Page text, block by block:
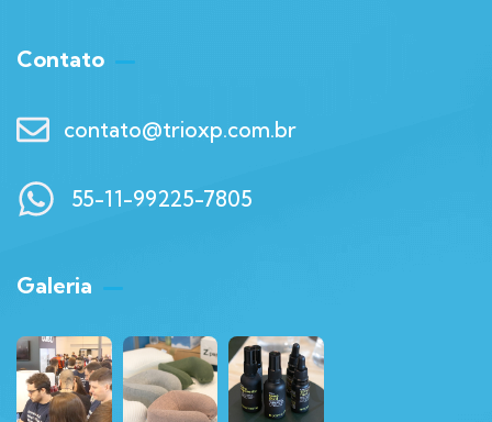
Contato
contato@trioxp.com.br
55-11-99225-7805
Galeria